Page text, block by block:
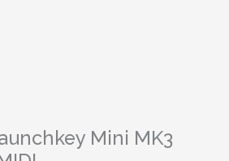
Mini MK3